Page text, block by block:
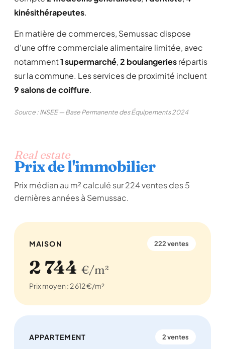
kinésithérapeutes.
En matière de commerces, Semussac dispose
d'une offre commerciale alimentaire limitée, avec
notamment1 supermarché,2 boulangeriesrépartis
sur la commune. Les services de proximité incluent
9 salons de coiffure.
Source : INSEE — Base Permanente des Équipements 2024
Real estate
Prix de l'immobilier
Prix médian au m² calculé sur 224 ventes des 5
dernières années à Semussac.
MAISON 222 ventes
2 744 €/m²
Prix moyen : 2 612 €/m²
APPARTEMENT 2 ventes